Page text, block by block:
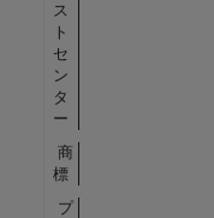
ス
ト
セ
ン
タ
ー
商
標
プ